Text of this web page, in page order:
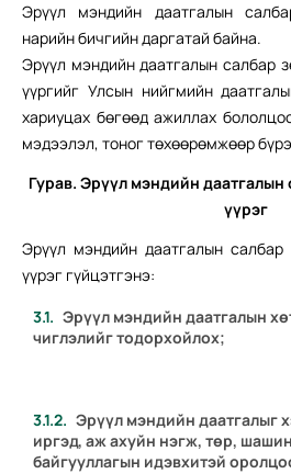
Эрүүл мэндийн даатгалын
нарийн бичгийн даргатай байна.
Эрүүл мэндийн даатгалын салбар
үүргийг Улсын нийгмийн
хариуцах бөгөөд ажиллах
мэдээлэл, тоног төхөөрөмжөөр
Гурав. Эрүүл мэндийн даатгалын
үүрэг
Эрүүл мэндийн даатгалын
үүрэг гүйцэтгэнэ:
Эрүүл мэндийн даатгалын
чиглэлийг тодорхойлох;
Эрүүл мэндийн даатгалыг
иргэд, аж ахуйн нэгж, төр,
байгууллагын идэвхитэй